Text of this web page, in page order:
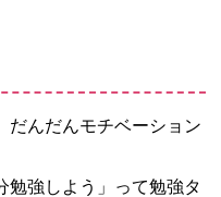
だんだんモチベーション
勉強しよう」って勉強タ